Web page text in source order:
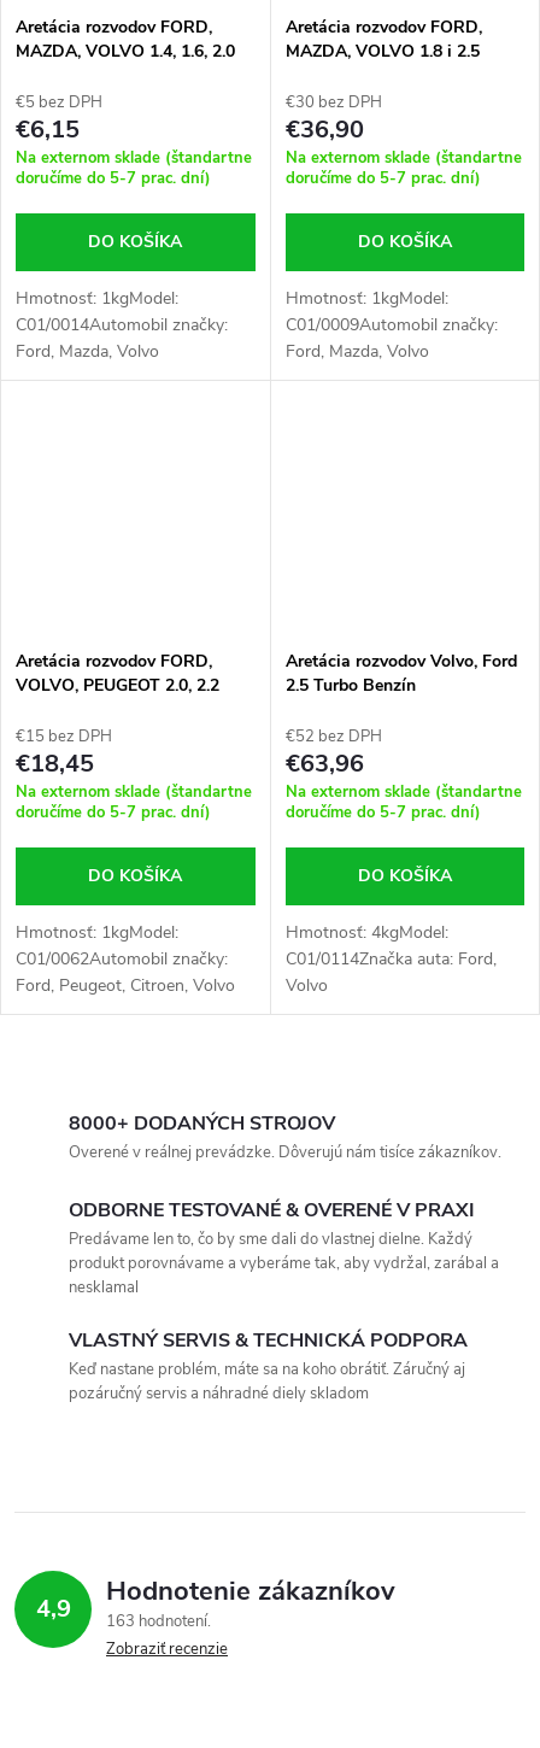
Aretácia rozvodov FORD,
MAZDA, VOLVO 1.4, 1.6, 2.0
€5 bez DPH
€6,15
Na externom sklade (štandartne
doručíme do 5-7 prac. dní)
DO KOŠÍKA
Hmotnosť: 1kgModel:
C01/0014Automobil značky:
Ford, Mazda, Volvo
Aretácia rozvodov FORD,
MAZDA, VOLVO 1.8 i 2.5
€30 bez DPH
€36,90
Na externom sklade (štandartne
doručíme do 5-7 prac. dní)
DO KOŠÍKA
Hmotnosť: 1kgModel:
C01/0009Automobil značky:
Ford, Mazda, Volvo
Aretácia rozvodov FORD,
VOLVO, PEUGEOT 2.0, 2.2
€15 bez DPH
€18,45
Na externom sklade (štandartne
doručíme do 5-7 prac. dní)
DO KOŠÍKA
Hmotnosť: 1kgModel:
C01/0062Automobil značky:
Ford, Peugeot, Citroen, Volvo
Aretácia rozvodov Volvo, Ford
2.5 Turbo Benzín
€52 bez DPH
€63,96
Na externom sklade (štandartne
doručíme do 5-7 prac. dní)
DO KOŠÍKA
Hmotnosť: 4kgModel:
C01/0114Značka auta: Ford,
Volvo
p
r
v
8000+ DODANÝCH STROJOV
Overené v reálnej prevádzke. Dôverujú nám tisíce zákazníkov.
ODBORNE TESTOVANÉ & OVERENÉ V PRAXI
Predávame len to, čo by sme dali do vlastnej dielne. Každý
produkt porovnávame a vyberáme tak, aby vydržal, zarábal a
nesklamal
VLASTNÝ SERVIS & TECHNICKÁ PODPORA
Keď nastane problém, máte sa na koho obrátiť. Záručný aj
pozáručný servis a náhradné diely skladom
4,9 Hodnotenie zákazníkov
163 hodnotení
Zobraziť recenzie